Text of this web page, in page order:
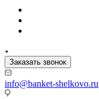
Заказать звонок
info@banket-shelkovo.ru